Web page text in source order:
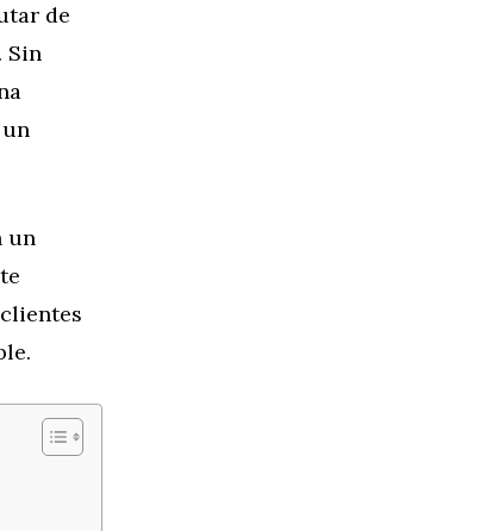
de
Sin
un